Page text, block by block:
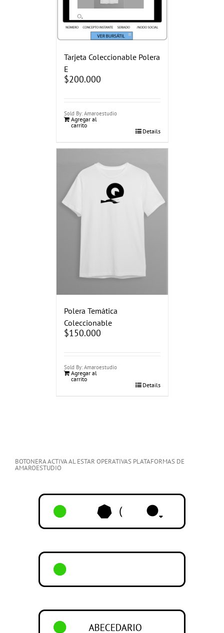
Tarjeta Coleccionable Polera
E
$200.000
Sold By: Amaroestudio
Agregar al
carrito
Details
Polera Temática
Coleccionable
$150.000
Sold By: Amaroestudio
Agregar al
carrito
Details
BOTONERA ACTIVA AL ESTAR OPERATIVAS PLATAFORMAS DE
AMAROESTUDIO